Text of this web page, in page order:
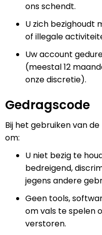
ons schendt.
U zich bezighoudt
of illegale
Uw account
(meestal 12
onze discretie).
Gedragscode
Bij het gebruiken van
om:
U niet bezig te
bedreigend,
jegens andere
Geen tools,
om vals te spelen
verstoren.